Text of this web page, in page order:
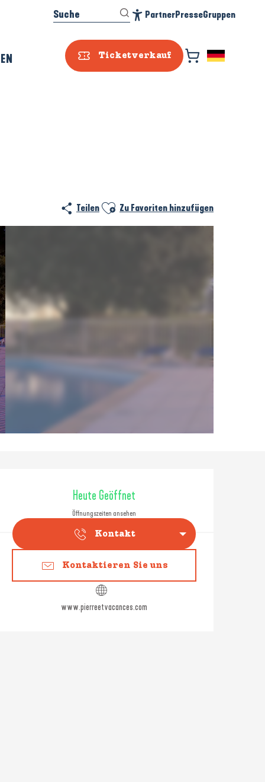
Ticketverkauf
Suche PartnerPresseGruppen
Teilen Ajouter aux favoris
Zu Favoriten hinzufügen
Öffnungszeiten &
Heute Geöffnet
Öffnungszeiten ansehen
Kontakt
Kontaktieren Sie uns
www.pierreetvacances.com